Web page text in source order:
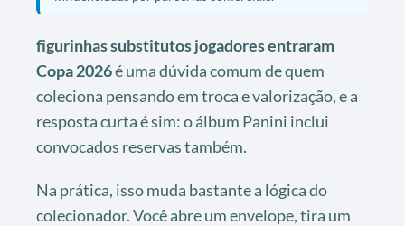
figurinhas substitutos jogadores entraram
Copa 2026é uma dúvida comum de quem
coleciona pensando em troca e valorização, e a
resposta curta é sim: o álbum Panini inclui
convocados reservas também.
Na prática, isso muda bastante a lógica do
colecionador. Você abre um envelope, tira um